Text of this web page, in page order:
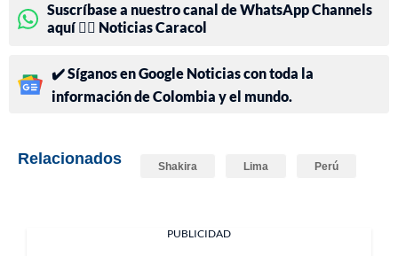
Suscríbase a nuestro canal de WhatsApp Channels
aquí 👉🏻 Noticias Caracol
✔️ Síganos en Google Noticias con toda la
información de Colombia y el mundo.
Relacionados Shakira Lima Perú
PUBLICIDAD